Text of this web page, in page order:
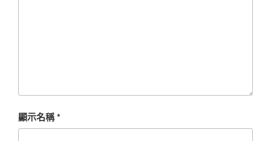
顯示名稱*